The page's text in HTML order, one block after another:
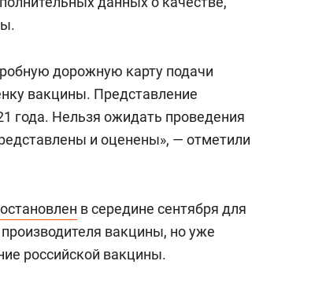
дорожную карту подачи
вакцины. Представление
года. Нельзя ожидать проведения
и оценены», — отметили
в середине сентября для
вакцины, но уже
российской вакцины.
Наталья
вместе
миллиона –
челлендж!»
гаджета и научить его
самостоятельности за 18
дней